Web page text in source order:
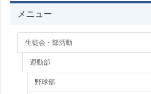
メニュー
生徒会・部活動
運動部
野球部